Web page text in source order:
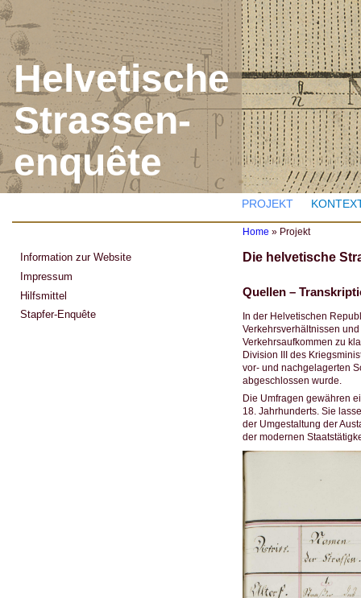
Helvetische
Strassen-
enquête
PROJEKT
Y
o
a
r
e
h
e
r
e
Home » Projekt
Die helvetische
Quellen –
In der Helvetischen
Verkehrsverhältnissen
Verkehrsaufkommen zu
Division III des
vor- und nachgelagerten
abgeschlossen wurde.
Die Umfragen gewähren
18. Jahrhunderts. Sie
der Umgestaltung der
der modernen
Information zur Website
Impressum
Hilfsmittel
Stapfer-Enquête